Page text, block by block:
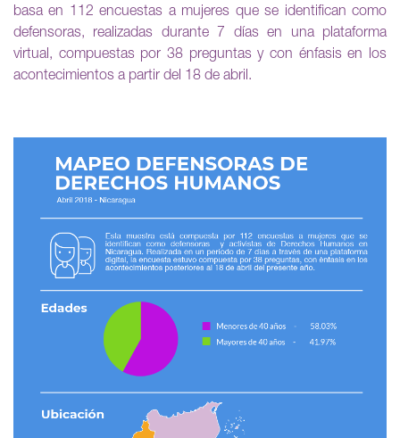
basa en 112 encuestas a mujeres que se identifican como
defensoras, realizadas durante 7 días en una plataforma
virtual, compuestas por 38 preguntas y con énfasis en los
acontecimientos a partir del 18 de abril.